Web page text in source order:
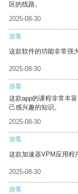
区的线路。
2025-08-30
游客
这款软件的功能非常强
2025-08-30
游客
这款app的课程非常丰
己感兴趣的知识。
2025-08-30
游客
这款加速器VPM应用程
2025-08-30
游客